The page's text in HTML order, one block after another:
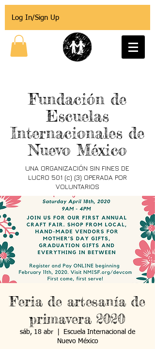
Log In/Sign Up
Fundación de
Escuelas
Internacionales de
Nuevo México
UNA ORGANIZACIÓN SIN FINES DE
LUCRO 501 (c) (3) OPERADA POR
VOLUNTARIOS
Feria de artesanía de
primavera 2020
sáb, 18 abr
Escuela Internacional de
Nuevo México